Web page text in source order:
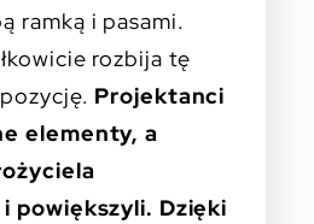
ramką i pasami.
rozbija tę
Projektanci
elementy, a
powiększyli. Dzięki